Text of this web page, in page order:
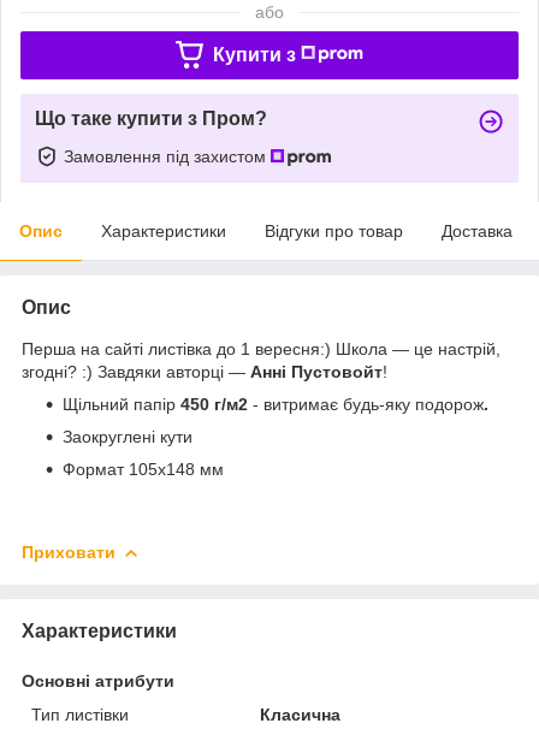
або
Купити з
Що таке купити з Пром?
Замовлення під захистом
Опис Характеристики Відгуки про товар Доставка
Опис
Перша на сайті листівка до 1 вересня:) Школа — це настрій,
згодні? :) Завдяки авторці — Анні Пустовойт!
Щільний папір 450 г/м2 - витримає будь-яку подорож.
Заокруглені кути
Формат 105х148 мм
Приховати
Характеристики
Основні атрибути
Тип листівки
Класична